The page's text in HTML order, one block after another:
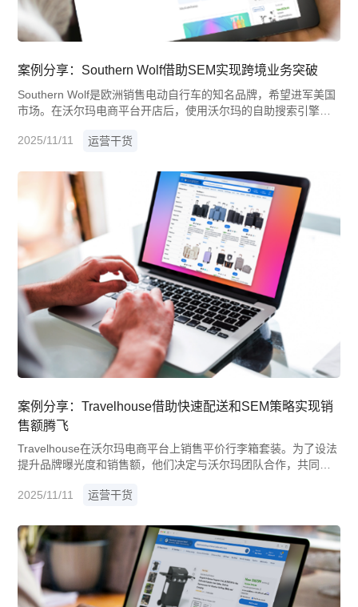
案例分享：Southern Wolf借助SEM实现跨境业务突破
Southern Wolf是欧洲销售电动自行车的知名品牌，希望进军美国
市场。在沃尔玛电商平台开店后，使用沃尔玛的自助搜索引擎营
达更多搜索产品的消费者。借助SEM，Southern Wolf成功提升流
(GMV)的亮眼成绩。
2025/11/11 运营干货
案例分享：Travelhouse借助快速配送和SEM策略实现销
售额腾飞
Travelhouse在沃尔玛电商平台上销售平价行李箱套装。为了设法
提升品牌曝光度和销售额，他们决定与沃尔玛团队合作，共同制
关键一步。
2025/11/11 运营干货